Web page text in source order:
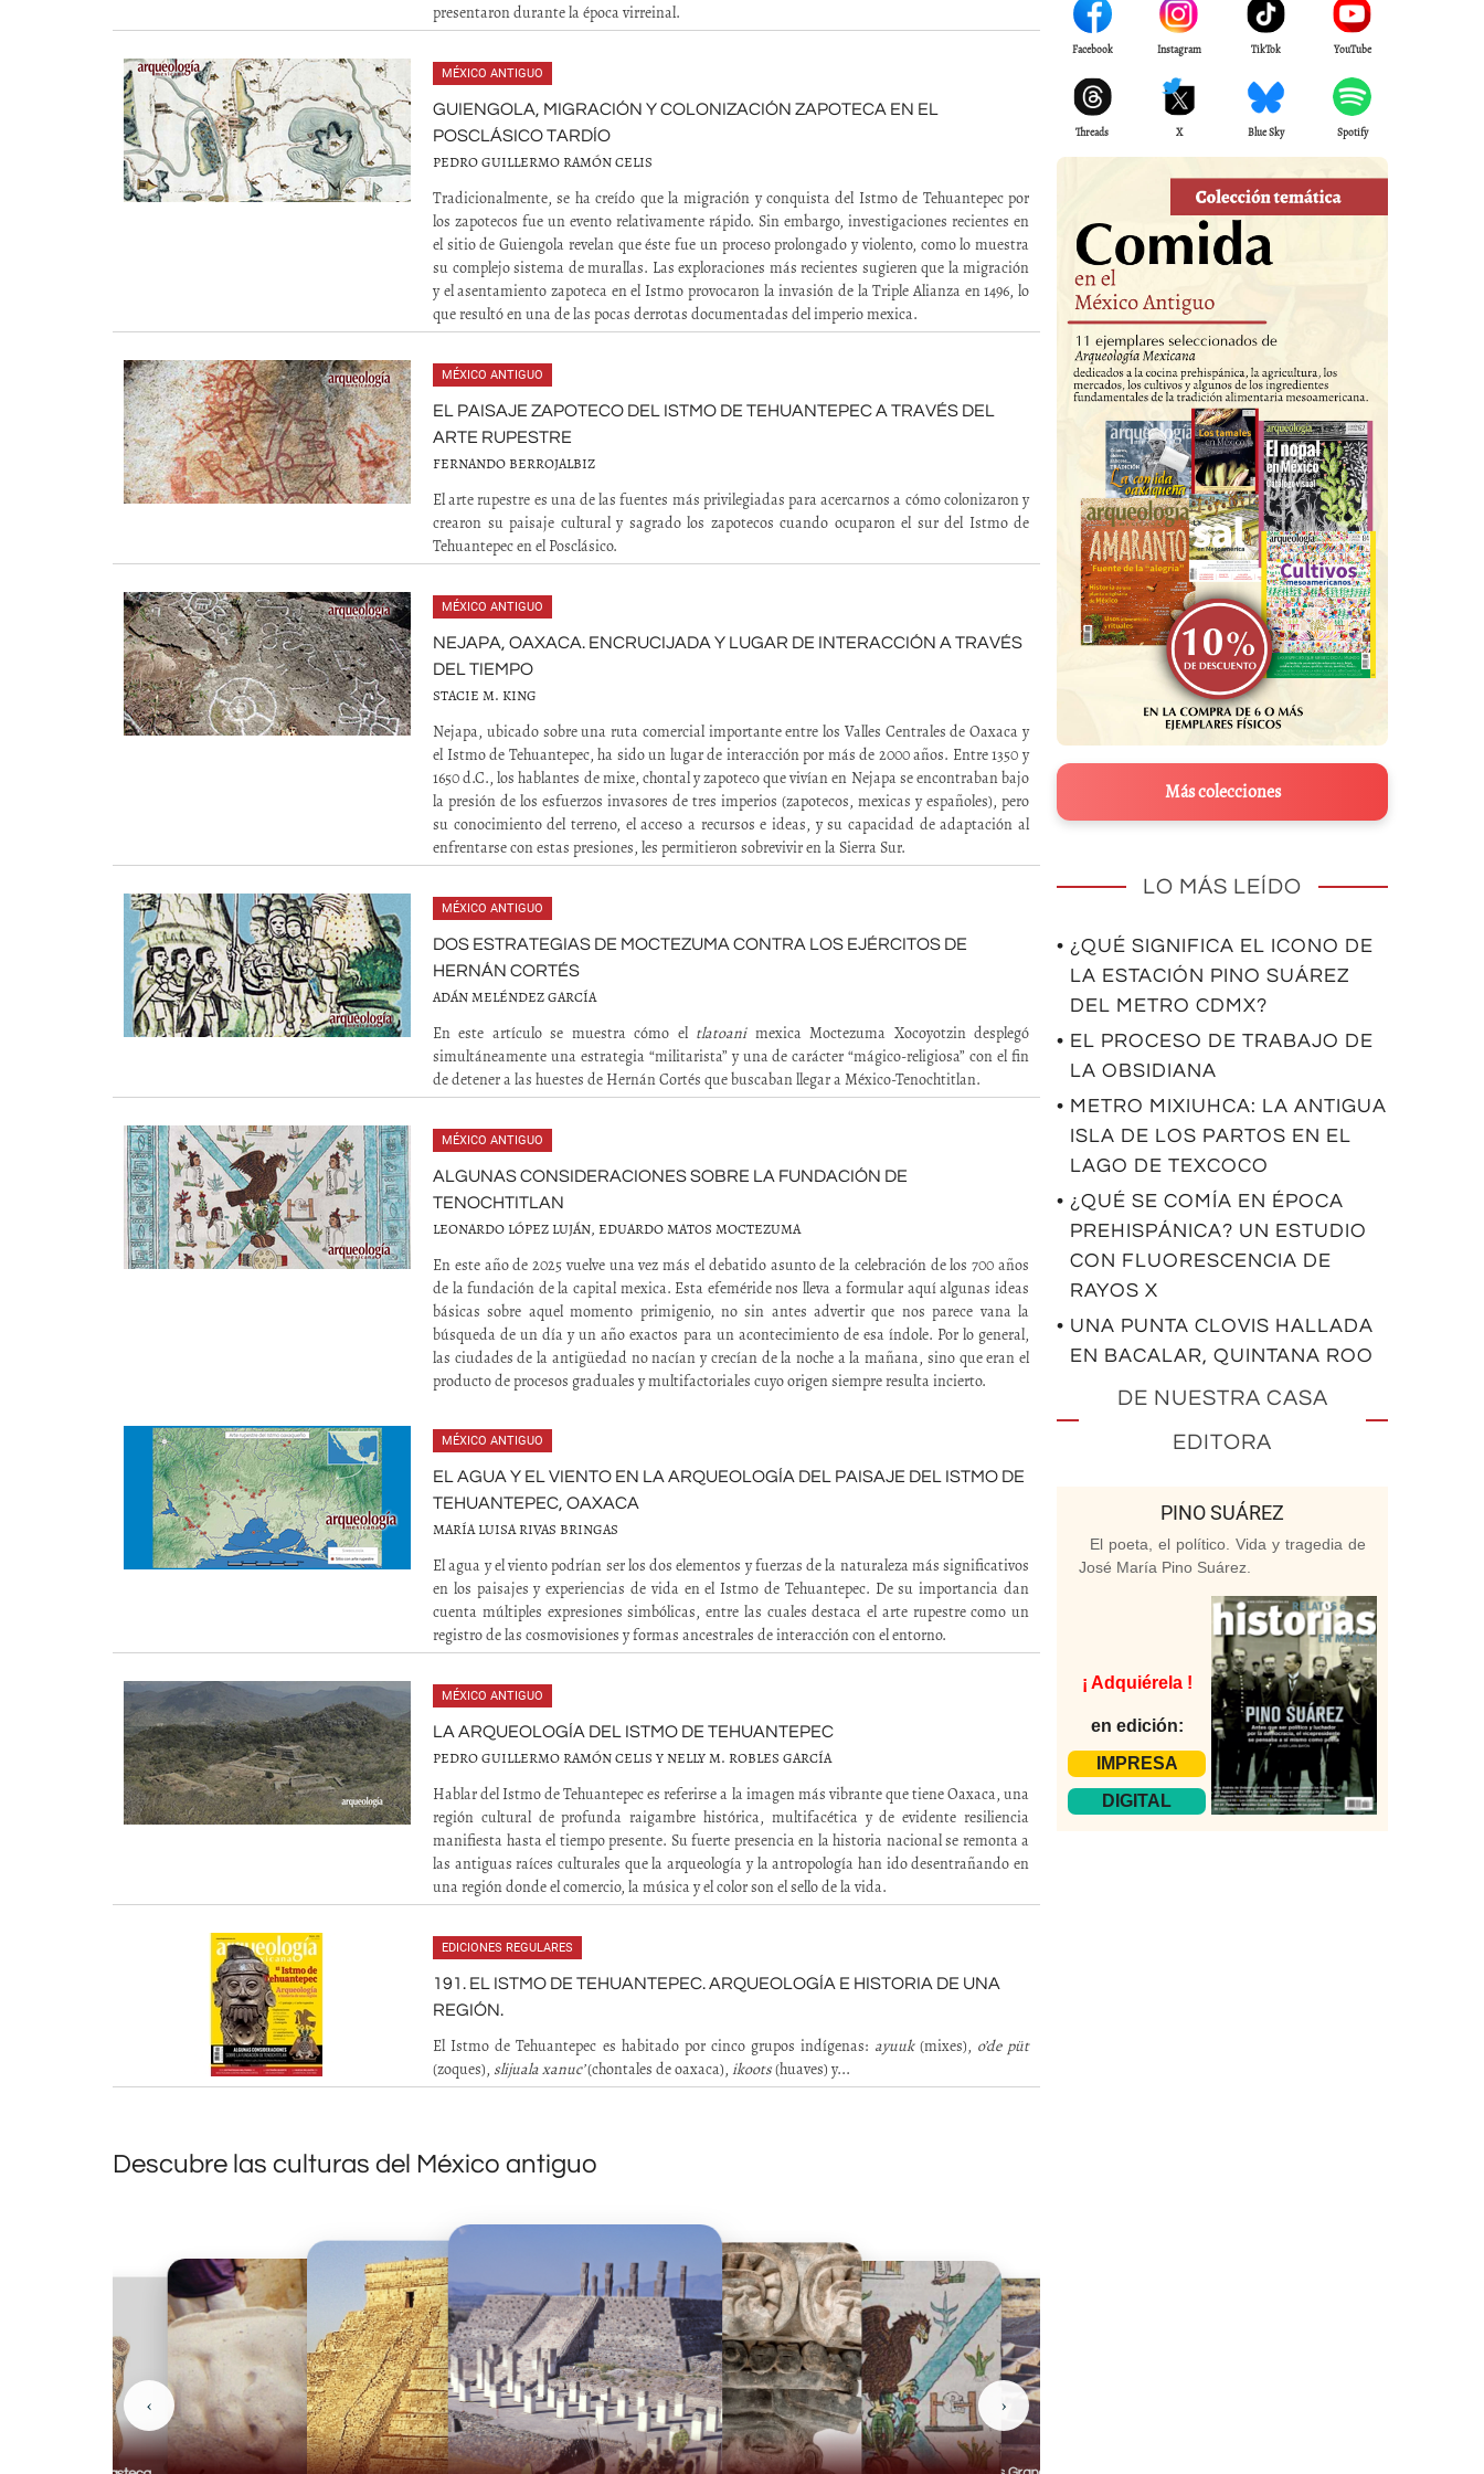
presentaron durante la época virreinal.
MÉXICO ANTIGUO
GUIENGOLA, MIGRACIÓN Y COLONIZACIÓN ZAPOTECA EN EL
POSCLÁSICO TARDÍO
PEDRO GUILLERMO RAMÓN CELIS
Tradicionalmente, se ha creído que la migración y conquista del Istmo de Tehuantepec por
los zapotecos fue un evento relativamente rápido. Sin embargo, investigaciones recientes en
el sitio de Guiengola revelan que éste fue un proceso prolongado y violento, como lo muestra
su complejo sistema de murallas. Las exploraciones más recientes sugieren que la migración
y el asentamiento zapoteca en el Istmo provocaron la invasión de la Triple Alianza en 1496, lo
que resultó en una de las pocas derrotas documentadas del imperio mexica.
MÉXICO ANTIGUO
EL PAISAJE ZAPOTECO DEL ISTMO DE TEHUANTEPEC A TRAVÉS DEL
ARTE RUPESTRE
FERNANDO BERROJALBIZ
El arte rupestre es una de las fuentes más privilegiadas para acercarnos a cómo colonizaron y
crearon su paisaje cultural y sagrado los zapotecos cuando ocuparon el sur del Istmo de
Tehuantepec en el Posclásico.
MÉXICO ANTIGUO
NEJAPA, OAXACA. ENCRUCIJADA Y LUGAR DE INTERACCIÓN A TRAVÉS
DEL TIEMPO
STACIE M. KING
Nejapa, ubicado sobre una ruta comercial importante entre los Valles Centrales de Oaxaca y
el Istmo de Tehuantepec, ha sido un lugar de interacción por más de 2000 años. Entre 1350 y
1650 d.C., los hablantes de mixe, chontal y zapoteco que vivían en Nejapa se encontraban bajo
la presión de los esfuerzos invasores de tres imperios (zapotecos, mexicas y españoles), pero
su conocimiento del terreno, el acceso a recursos e ideas, y su capacidad de adaptación al
enfrentarse con estas presiones, les permitieron sobrevivir en la Sierra Sur.
MÉXICO ANTIGUO
DOS ESTRATEGIAS DE MOCTEZUMA CONTRA LOS EJÉRCITOS DE
HERNÁN CORTÉS
ADÁN MELÉNDEZ GARCÍA
En este artículo se muestra cómo el tlatoani mexica Moctezuma Xocoyotzin desplegó
simultáneamente una estrategia “militarista” y una de carácter “mágico-religiosa” con el fin
de detener a las huestes de Hernán Cortés que buscaban llegar a México-Tenochtitlan.
MÉXICO ANTIGUO
ALGUNAS CONSIDERACIONES SOBRE LA FUNDACIÓN DE
TENOCHTITLAN
LEONARDO LÓPEZ LUJÁN, EDUARDO MATOS MOCTEZUMA
En este año de 2025 vuelve una vez más el debatido asunto de la celebración de los 700 años
de la fundación de la capital mexica. Esta efeméride nos lleva a formular aquí algunas ideas
básicas sobre aquel momento primigenio, no sin antes advertir que nos parece vana la
búsqueda de un día y un año exactos para un acontecimiento de esa índole. Por lo general,
las ciudades de la antigüedad no nacían y crecían de la noche a la mañana, sino que eran el
producto de procesos graduales y multifactoriales cuyo origen siempre resulta incierto.
MÉXICO ANTIGUO
EL AGUA Y EL VIENTO EN LA ARQUEOLOGÍA DEL PAISAJE DEL ISTMO DE
TEHUANTEPEC, OAXACA
MARÍA LUISA RIVAS BRINGAS
El agua y el viento podrían ser los dos elementos y fuerzas de la naturaleza más significativos
en los paisajes y experiencias de vida en el Istmo de Tehuantepec. De su importancia dan
cuenta múltiples expresiones simbólicas, entre las cuales destaca el arte rupestre como un
registro de las cosmovisiones y formas ancestrales de interacción con el entorno.
MÉXICO ANTIGUO
LA ARQUEOLOGÍA DEL ISTMO DE TEHUANTEPEC
PEDRO GUILLERMO RAMÓN CELIS Y NELLY M. ROBLES GARCÍA
Hablar del Istmo de Tehuantepec es referirse a la imagen más vibrante que tiene Oaxaca, una
región cultural de profunda raigambre histórica, multifacética y de evidente resiliencia
manifiesta hasta el tiempo presente. Su fuerte presencia en la historia nacional se remonta a
las antiguas raíces culturales que la arqueología y la antropología han ido desentrañando en
una región donde el comercio, la música y el color son el sello de la vida.
EDICIONES REGULARES
191. EL ISTMO DE TEHUANTEPEC. ARQUEOLOGÍA E HISTORIA DE UNA
REGIÓN.
El Istmo de Tehuantepec es habitado por cinco grupos indígenas: ayuuk(mixes), o’de püt
(zoques), slijuala xanuc’(chontales de oaxaca), ikoots(huaves) y...
Descubre las culturas del México antiguo
‹ ›
Facebook Instagram TikTok YouTube
Threads X Blue Sky Spotify
Más colecciones
LO MÁS LEÍDO
• ¿QUÉ SIGNIFICA EL ICONO DE
LA ESTACIÓN PINO SUÁREZ
DEL METRO CDMX?
• EL PROCESO DE TRABAJO DE
LA OBSIDIANA
• METRO MIXIUHCA: LA ANTIGUA
ISLA DE LOS PARTOS EN EL
LAGO DE TEXCOCO
• ¿QUÉ SE COMÍA EN ÉPOCA
PREHISPÁNICA? UN ESTUDIO
CON FLUORESCENCIA DE
RAYOS X
• UNA PUNTA CLOVIS HALLADA
EN BACALAR, QUINTANA ROO
DE NUESTRA CASA
EDITORA
PINO SUÁREZ
El poeta, el político. Vida y tragedia de
José María Pino Suárez.
¡ Adquiérela !
en edición:
IMPRESA
DIGITAL